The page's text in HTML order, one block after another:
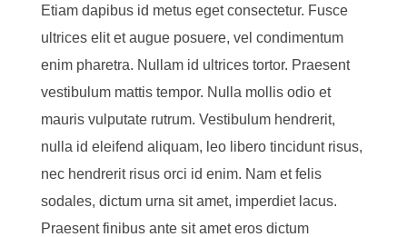
Etiam dapibus id metus eget consectetur. Fusce
ultrices elit et augue posuere, vel condimentum
enim pharetra. Nullam id ultrices tortor. Praesent
vestibulum mattis tempor. Nulla mollis odio et
mauris vulputate rutrum. Vestibulum hendrerit,
nulla id eleifend aliquam, leo libero tincidunt risus,
nec hendrerit risus orci id enim. Nam et felis
sodales, dictum urna sit amet, imperdiet lacus.
Praesent finibus ante sit amet eros dictum